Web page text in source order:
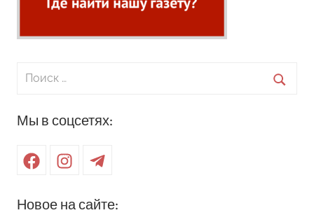
Поиск
Мы в соцсетях:
FacebookInstagramTelegram
Новое на сайте: